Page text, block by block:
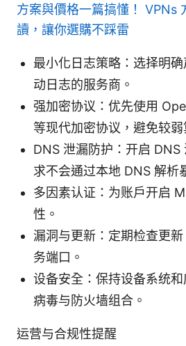
方案與價格一篇搞懂！ VPNs
讀，讓你選購不踩雷
最小化日志策略：选择明
动日志的服务商。
强加密协议：优先使用
等现代加密协议，避免较弱
DNS 泄漏防护：开启 DNS
求不会通过本地 DNS 解析
多因素认证：为账户开启
性。
漏洞与更新：定期检查更
务端口。
设备安全：保持设备系统
病毒与防火墙组合。
运营与合规性提醒